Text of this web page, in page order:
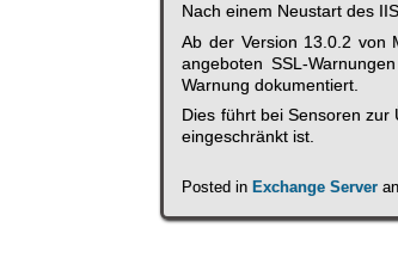
Nach einem Neustart des
Ab der Version 13.0.2 von
angeboten SSL-
Warnung dokumentiert.
Dies führt bei Sensoren
eingeschränkt ist.
Posted in Exchange Server